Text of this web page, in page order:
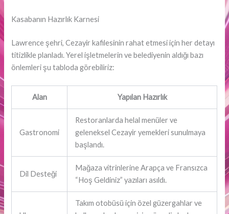
Kasabanın Hazırlık Karnesi
Lawrence şehri, Cezayir kafilesinin rahat etmesi için her detayı
titizlikle planladı. Yerel işletmelerin ve belediyenin aldığı bazı
önlemleri şu tabloda görebiliriz:
Alan Yapılan Hazırlık
Gastronomi
Restoranlarda helal menüler ve
geleneksel Cezayir yemekleri sunulmaya
başlandı.
Dil Desteği
Mağaza vitrinlerine Arapça ve Fransızca
“Hoş Geldiniz” yazıları asıldı.
Takım otobüsü için özel güzergahlar ve